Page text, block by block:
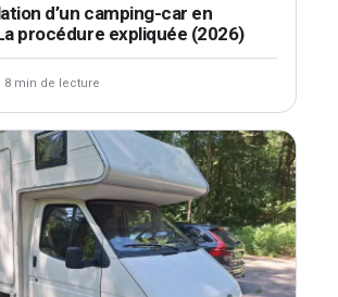
d’un camping-car en
procédure expliquée (2026)
8 min de lecture